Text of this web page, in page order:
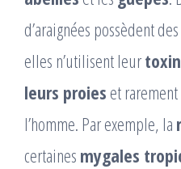
d’araignées possèdent des
elles n’utilisent leur
leurs proies et
l’homme. Par exemple, la
certaines mygales